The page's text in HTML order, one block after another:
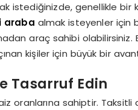
istediğinizde, genellikle
araba almak isteyenler için
araç sahibi olabilirsiniz.
kişiler için büyük bir
Tasarruf Edin
oranlarına sahiptir.